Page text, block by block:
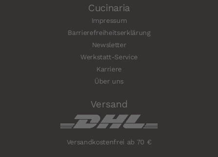
Cucinaria
Impressum
Barrierefreiheitserklärung
Newsletter
Werkstatt-Service
Karriere
Über uns
Versand
Versandkostenfrei ab 70 €